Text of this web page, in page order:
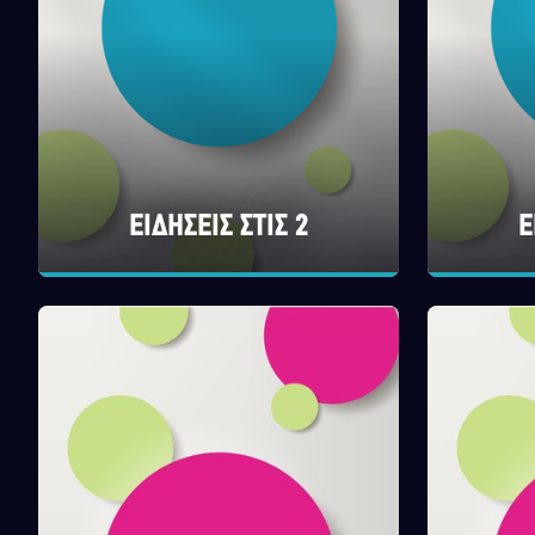
ΕΙΔΗΣΕΙΣ ΣΤΙΣ 2